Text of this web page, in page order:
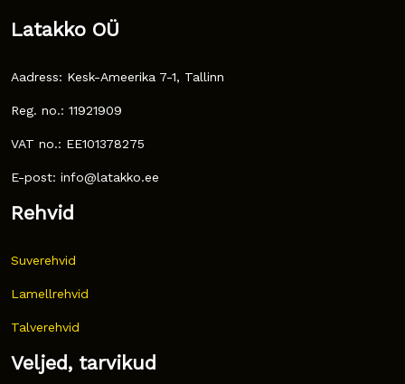
Latakko OÜ
Aadress: Kesk-Ameerika 7-1, Tallinn
Reg. no.: 11921909
VAT no.: EE101378275
E-post: info@latakko.ee
Rehvid
Suverehvid
Lamellrehvid
Talverehvid
Veljed, tarvikud